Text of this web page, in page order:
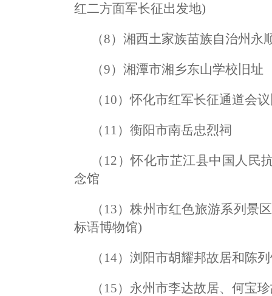
红二方面军长征出发地)
（8）湘西土家族苗族自治州
（9）湘潭市湘乡东山学校旧址
（10）怀化市红军长征通道会
（11）衡阳市南岳忠烈祠
（12）怀化市芷江县中国人
念馆
（13）株州市红色旅游系列景
标语博物馆)
（14）浏阳市胡耀邦故居和陈
（15）永州市李达故居、何宝